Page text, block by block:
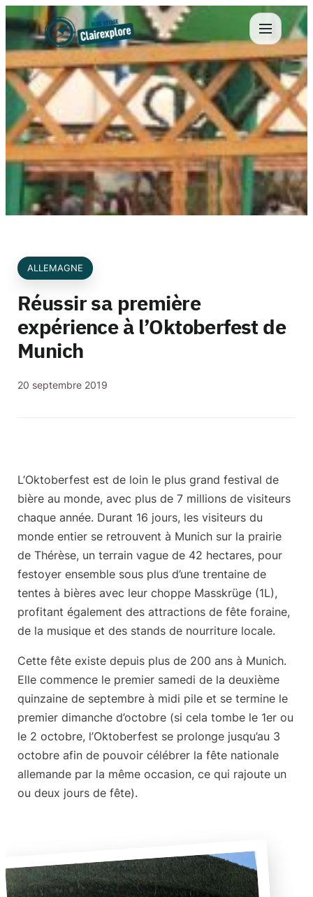
Aller
au
contenu
ALLEMAGNE
Réussir sa première
expérience à l’Oktoberfest de
Munich
20 septembre 2019
L’Oktoberfest est de loin le plus grand festival de
bière au monde, avec plus de 7 millions de visiteurs
chaque année. Durant 16 jours, les visiteurs du
monde entier se retrouvent à Munich sur la prairie
de Thérèse, un terrain vague de 42 hectares, pour
festoyer ensemble sous plus d’une trentaine de
tentes à bières avec leur choppe Masskrüge (1L),
profitant également des attractions de fête foraine,
de la musique et des stands de nourriture locale.
Cette fête existe depuis plus de 200 ans à Munich.
Elle commence le premier samedi de la deuxième
quinzaine de septembre à midi pile et se termine le
premier dimanche d’octobre (si cela tombe le 1er ou
le 2 octobre, l’Oktoberfest se prolonge jusqu’au 3
octobre afin de pouvoir célébrer la fête nationale
allemande par la même occasion, ce qui rajoute un
ou deux jours de fête).